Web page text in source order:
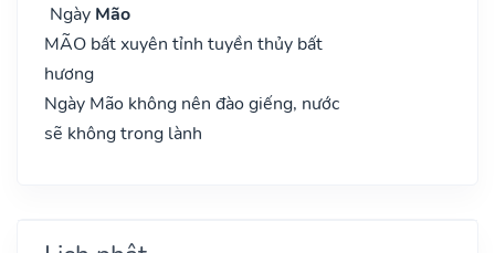
Ngày Mão
MÃO bất xuyên tỉnh tuyền thủy bất
hương
Ngày Mão không nên đào giếng, nước
sẽ không trong lành